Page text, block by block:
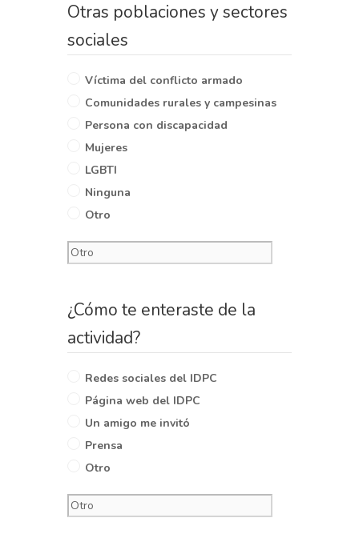
Otras poblaciones y sectores
sociales
Víctima del conflicto armado
Comunidades rurales y campesinas
Persona con discapacidad
Mujeres
LGBTI
Ninguna
Otro
¿Cómo te enteraste de la
actividad?
Redes sociales del IDPC
Página web del IDPC
Un amigo me invitó
Prensa
Otro